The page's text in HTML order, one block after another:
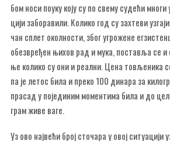
бом но­си по­у­ку ко­ју су по све­му су­де­ћи мно­ги
ци­ји за­бо­ра­ви­ли. Ко­ли­ко год су зах­те­ви
чан сплет окол­но­сти, због угро­же­не
обез­вре­ђен њи­хов рад и му­ка, по­ста­вља се
ње ко­ли­ко су они и ре­ал­ни. Це­на то­вље­ни­ка
па је ле­тос би­ла и пре­ко 100 ди­на­ра за
пра­сад у по­је­ди­ним мо­мен­ти­ма би­ла и до
грам жи­ве ва­ге.
Уз ово нај­ве­ћи број сто­ча­ра у овој си­ту­а­ци­ји